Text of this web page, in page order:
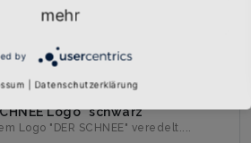
Logo" schwarz
Logo "DER SCHNEE" veredelt....
mehr
by
Datenschutzerklärung